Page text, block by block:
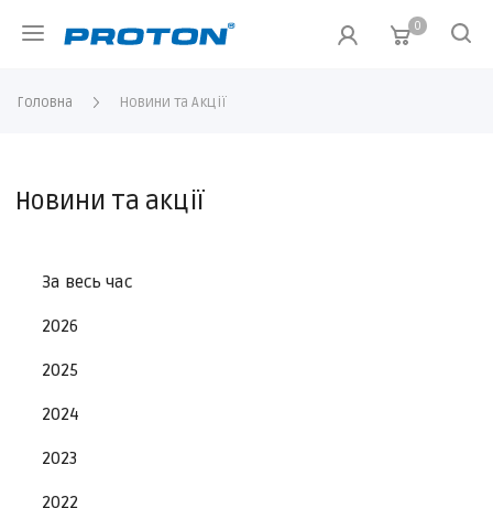
0
Головна Новини та Акції
Новини та акції
За весь час
2026
2025
2024
2023
2022